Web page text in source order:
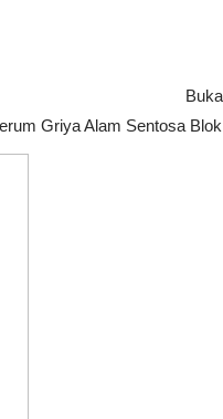
Griya Alam Sentosa